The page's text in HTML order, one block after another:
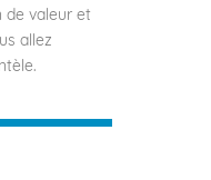
de valeur et
allez